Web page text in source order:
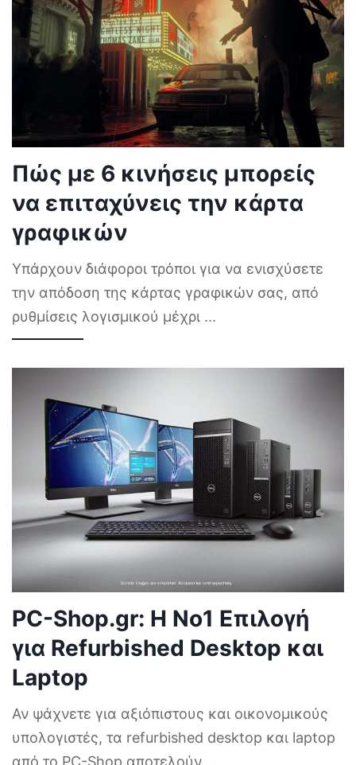
Πώς με 6 κινήσεις μπορείς
να επιταχύνεις την κάρτα
γραφικών
Υπάρχουν διάφοροι τρόποι για να ενισχύσετε
την απόδοση της κάρτας γραφικών σας, από
ρυθμίσεις λογισμικού μέχρι ...
PC-Shop.gr: Η Νο1 Επιλογή
για Refurbished Desktop και
Laptop
Αν ψάχνετε για αξιόπιστους και οικονομικούς
υπολογιστές, τα refurbished desktop και laptop
από το PC-Shop αποτελούν